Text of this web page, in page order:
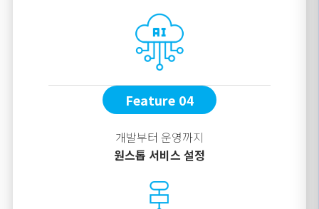
Feature 04
개발부터 운영까지
원스톱 서비스 설정